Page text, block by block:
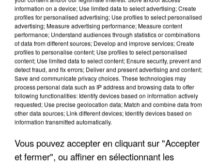
UN SECOND CADRE DE LA DZ MAFIA
information on a device; Use limited data to select advertising; Create
profiles for personalised advertising; Use profiles to select personalised
advertising; Measure advertising performance; Measure content
performance; Understand audiences through statistics or combinations
of data from different sources; Develop and improve services; Create
profiles to personalise content; Use profiles to select personalised
content; Use limited data to select content; Ensure security, prevent and
detect fraud, and fix errors; Deliver and present advertising and content;
Save and communicate privacy choices. These technologies may
process personal data such as IP address and browsing data to offer
following functionalities: Identify devices based on information actively
requested; Use precise geolocation data; Match and combine data from
other data sources; Link different devices; Identify devices based on
information transmitted automatically.
Vous pouvez accepter en cliquant sur "Accepter
et fermer", ou affiner en sélectionnant les